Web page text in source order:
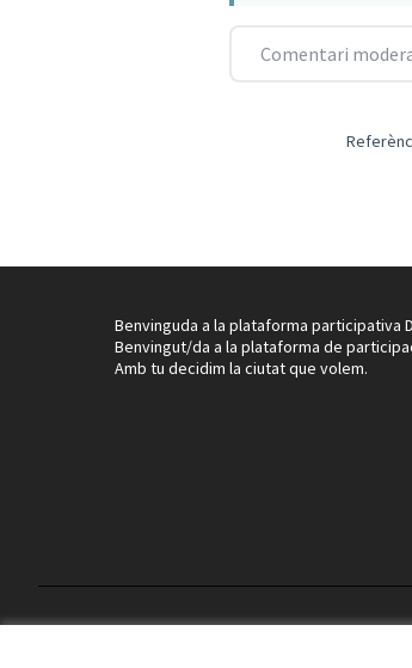
Comentari
Benvinguda a la plataforma participativa
Benvingut/da a la plataforma de
Amb tu decidim la ciutat que volem.